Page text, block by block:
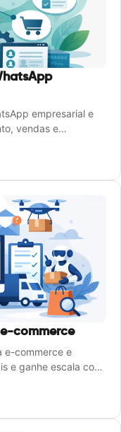
empresarial e
vendas e
commerce
e-commerce e
e ganhe escala com